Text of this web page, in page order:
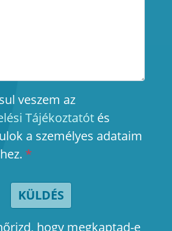
veszem az
Tájékoztatótés
a személyes adataim
*
KÜLDÉS
hogy megkaptad-e